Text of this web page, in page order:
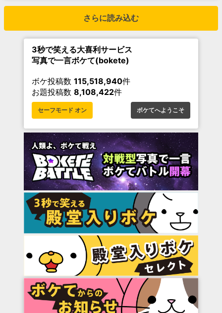
さらに読み込む
3秒で笑える大喜利サービス
写真で一言ボケて(bokete)
ボケ投稿数 115,518,940件
お題投稿数 8,108,422件
セーフモード オン ボケてへようこそ